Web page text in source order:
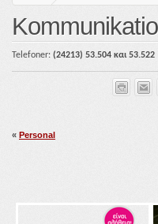
Telefoner: (24213) 53.504 και 53.522
« Personal